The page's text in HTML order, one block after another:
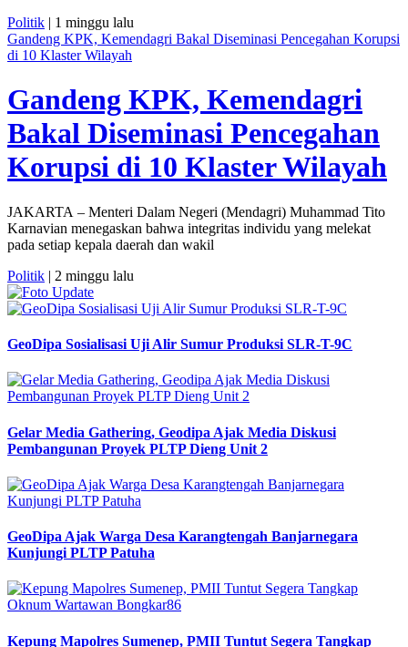
Politik | 1 minggu lalu
Gandeng KPK, Kemendagri Bakal Diseminasi Pencegahan Korupsi
di 10 Klaster Wilayah
Gandeng KPK, Kemendagri
Bakal Diseminasi Pencegahan
Korupsi di 10 Klaster Wilayah
JAKARTA – Menteri Dalam Negeri (Mendagri) Muhammad Tito
Karnavian menegaskan bahwa integritas individu yang melekat
pada setiap kepala daerah dan wakil
Politik | 2 minggu lalu
GeoDipa Sosialisasi Uji Alir Sumur Produksi SLR-T-9C
Gelar Media Gathering, Geodipa Ajak Media Diskusi
Pembangunan Proyek PLTP Dieng Unit 2
GeoDipa Ajak Warga Desa Karangtengah Banjarnegara
Kunjungi PLTP Patuha
Kepung Mapolres Sumenep, PMII Tuntut Segera Tangkap